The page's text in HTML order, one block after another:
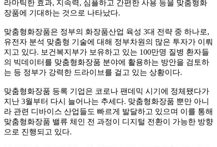
라마틱한 효과, 지속력, 심플하고 간편한 사용 등을 맞춤형화
장품에 기대하는 것으로 나타났다.
맞춤형화장품은 정부의 화장품산업 육성 3대 전략 중 하나로,
유전자 분석 맞춤형 기술에 대해 정부차원의 많은 투자가 이뤄
지고 있다. 보건복지부가 보유하고 있는 100만명 질병 환자들
의 빅데이터를 맞춤형화장품 분야에 활용하는 방안을 검토하
는 등 정부가 강력한 드라이브를 걸고 있는 상황이다.
맞춤형화장품 등록 기업은 코로나 팬데믹 시기에 정체됐다가
지난 3월부터 다시 늘어나는 추세다. 맞춤형화장품 뿐만 아니
라 관련 디바이스 산업들도 빠르게 발달하고 있으며 이를 통해
맞춤형화장품 밸류 체인 전 과정이 디지털 전환이 가능한 방향
으로 진행되고 있다.